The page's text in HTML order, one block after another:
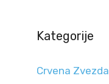
Kategorije
Crvena Zvezda